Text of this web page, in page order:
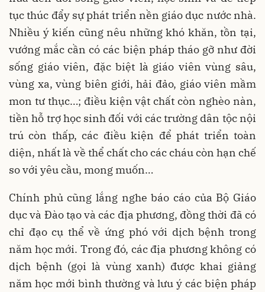
tục thúc đẩy sự phát triển nền giáo dục nước nhà.
Nhiều ý kiến cũng nêu những khó khăn, tồn tại,
vướng mắc cần có các biện pháp tháo gỡ như đời
sống giáo viên, đặc biệt là giáo viên vùng sâu,
vùng xa, vùng biên giới, hải đảo, giáo viên mầm
mon tư thục…; điều kiện vật chất còn nghèo nàn,
tiền hỗ trợ học sinh đối với các trường dân tộc nội
trú còn thấp, các điều kiện để phát triển toàn
diện, nhất là về thể chất cho các cháu còn hạn chế
so với yêu cầu, mong muốn…
Chính phủ cũng lắng nghe báo cáo của Bộ Giáo
dục và Đào tạo và các địa phương, đồng thời đã có
chỉ đạo cụ thể về ứng phó với dịch bệnh trong
năm học mới. Trong đó, các địa phương không có
dịch bệnh (gọi là vùng xanh) được khai giảng
năm học mới bình thường và lưu ý các biện pháp